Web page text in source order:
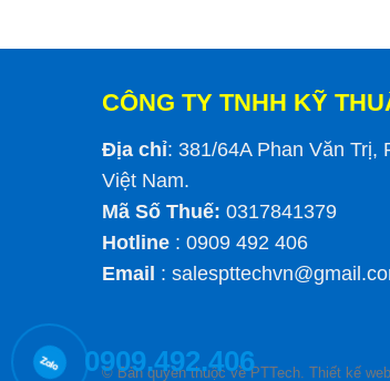
CÔNG TY TNHH KỸ
Địa chỉ: 381/64A Phan Văn Trị,
Việt Nam.
Mã Số Thuế: 0317841379
Hotline : 0909 492 406
Email :
© Bản quyền thuộc về PTTech. Thiết kế web
0909.492.406